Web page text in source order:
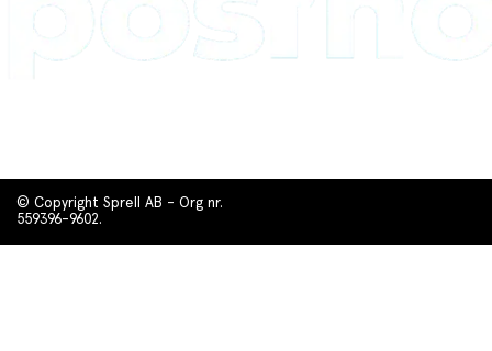
© Copyright Sprell AB - Org nr.
559396-9602.